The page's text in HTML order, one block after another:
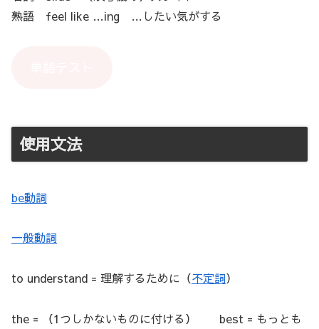
熟語 feel like …ing …したい気がする
使用文法
be動詞
一般動詞
to understand = 理解するために（不定詞）
the = （1つしかないものに付ける） best = もっとも